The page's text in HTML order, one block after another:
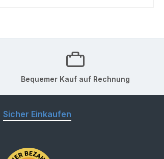
Bequemer Kauf auf Rechnung
Sicher Einkaufen